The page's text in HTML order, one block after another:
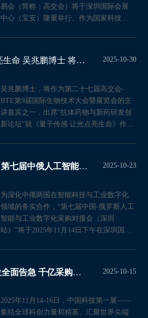
易会（简称：高交会）将于深圳国际会展
中心（宝安）隆重举行。作为国家科技创
量子传感 让光点亮生命 吴兆鹏博士 将分享最新的科技成果 2025-10-30
吴兆鹏博士，将作为第二十七届高交会-
BTE第9届国际生物技术大会暨展览会的主
讲嘉宾之一，出席“抗体药物与新药研发创
新论坛”就《量子传感 让光点亮生命》作精
跨国采购新契机：第七届中俄人工智能与工业数字化对接会落地第二十七届高交 2025-10-23
为深化中俄两国在智能科技与工业数字化
领域的务实合作，“第七届中国-俄罗斯人工
智能与工业数字化采购对接会（深圳
站）”将于2025年11月14日下午在深圳国际
倒计时30天丨展位全面告急 千亿采购万亿巨资抢滩高交会 2025-10-15
2025年11月14-16日，中国科技第一展——
集结全球科创力量和精英、汇聚世界尖端